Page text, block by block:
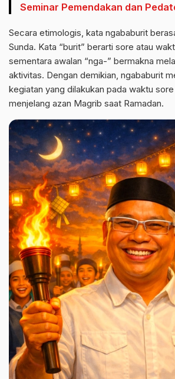
Seminar Pemendakan dan
Secara etimologis, kata ngababurit
Sunda. Kata “burit” berarti sore atau
sementara awalan “nga-” bermakna
aktivitas. Dengan demikian, ngababurit
kegiatan yang dilakukan pada waktu
menjelang azan Magrib saat Ramadan.